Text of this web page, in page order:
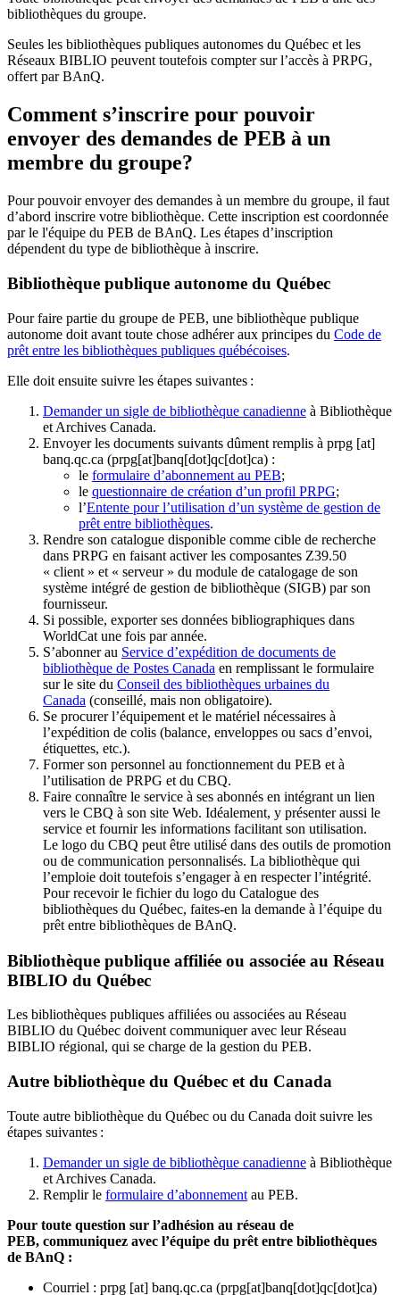
bibliothèques du groupe.
Seules les bibliothèques publiques autonomes du Québec et les
Réseaux BIBLIO peuvent toutefois compter sur l’accès à PRPG,
offert par BAnQ.
Comment s’inscrire pour pouvoir
envoyer des demandes de PEB à un
membre du groupe?
Pour pouvoir envoyer des demandes à un membre du groupe, il faut
d’abord inscrire votre bibliothèque. Cette inscription est coordonnée
par le l'équipe du PEB de BAnQ. Les étapes d’inscription
dépendent du type de bibliothèque à inscrire.
Bibliothèque publique autonome du Québec
Pour faire partie du groupe de PEB, une bibliothèque publique
autonome doit avant toute chose adhérer aux principes du Code de
prêt entre les bibliothèques publiques québécoises.
Elle doit ensuite suivre les étapes suivantes :
Demander un sigle de bibliothèque canadienne à Bibliothèque
et Archives Canada.
Envoyer les documents suivants dûment remplis à prpg [at]
banq.qc.ca (prpg[at]banq[dot]qc[dot]ca) :
le formulaire d’abonnement au PEB;
le questionnaire de création d’un profil PRPG;
l’Entente pour l’utilisation d’un système de gestion de
prêt entre bibliothèques.
Rendre son catalogue disponible comme cible de recherche
dans PRPG en faisant activer les composantes Z39.50
« client » et « serveur » du module de catalogage de son
système intégré de gestion de bibliothèque (SIGB) par son
fournisseur.
Si possible, exporter ses données bibliographiques dans
WorldCat une fois par année.
S’abonner au Service d’expédition de documents de
bibliothèque de Postes Canada en remplissant le formulaire
sur le site du Conseil des bibliothèques urbaines du
Canada (conseillé, mais non obligatoire).
Se procurer l’équipement et le matériel nécessaires à
l’expédition de colis (balance, enveloppes ou sacs d’envoi,
étiquettes, etc.).
Former son personnel au fonctionnement du PEB et à
l’utilisation de PRPG et du CBQ.
Faire connaître le service à ses abonnés en intégrant un lien
vers le CBQ à son site Web. Idéalement, y présenter aussi le
service et fournir les informations facilitant son utilisation.
Le logo du CBQ peut être utilisé dans des outils de promotion
ou de communication personnalisés. La bibliothèque qui
l’emploie doit toutefois s’engager à en respecter l’intégrité.
Pour recevoir le fichier du logo du Catalogue des
bibliothèques du Québec, faites-en la demande à l’équipe du
prêt entre bibliothèques de BAnQ.
Bibliothèque publique affiliée ou associée au Réseau
BIBLIO du Québec
Les bibliothèques publiques affiliées ou associées au Réseau
BIBLIO du Québec doivent communiquer avec leur Réseau
BIBLIO régional, qui se charge de la gestion du PEB.
Autre bibliothèque du Québec et du Canada
Toute autre bibliothèque du Québec ou du Canada doit suivre les
étapes suivantes :
Demander un sigle de bibliothèque canadienne à Bibliothèque
et Archives Canada.
Remplir le formulaire d’abonnement au PEB.
Pour toute question sur l’adhésion au réseau de
PEB, communiquez avec l’équipe du prêt entre bibliothèques
de BAnQ :
Courriel : prpg [at] banq.qc.ca (prpg[at]banq[dot]qc[dot]ca)